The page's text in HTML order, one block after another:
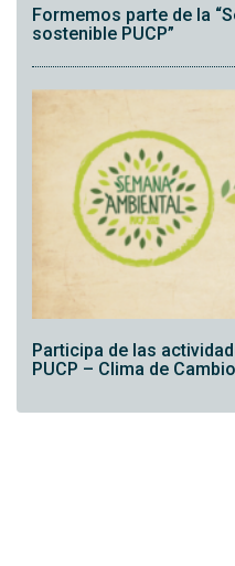
Formemos parte de la
sostenible PUCP”
Participa de las
PUCP – Clima de